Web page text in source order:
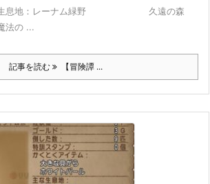
生息地：レーナム緑野 久遠の森
法の ...
記事を読む 【冒険譚 ...